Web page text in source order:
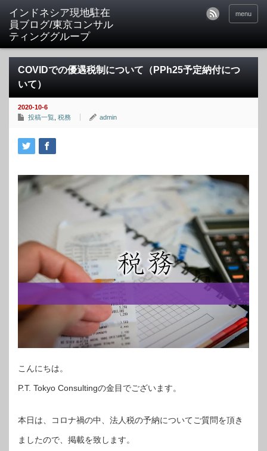
menu
COVIDでの優遇税制について（PPh25予定納付につ
いて）
2020-10-6
投稿一覧 税務 admin
こんにちは。
P.T. Tokyo Consultingの金目でございます。
本日は、コロナ禍の中、法人税の予納についてご質問を頂き
ましたので、掲載を致します。